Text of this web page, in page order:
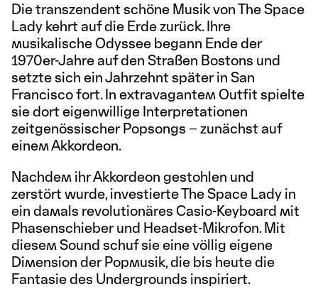
Die transzendent schöne Musik von The Space
Lady kehrt auf die Erde zurück. Ihre
musikalische Odyssee begann Ende der
1970er-Jahre auf den Straßen Bostons und
setzte sich ein Jahrzehnt später in San
Francisco fort. In extravagantem Outfit spielte
sie dort eigenwillige Interpretationen
zeitgenössischer Popsongs – zunächst auf
einem Akkordeon.
Nachdem ihr Akkordeon gestohlen und
zerstört wurde, investierte The Space Lady in
ein damals revolutionäres Casio-Keyboard mit
Phasenschieber und Headset-Mikrofon. Mit
diesem Sound schuf sie eine völlig eigene
Dimension der Popmusik, die bis heute die
Fantasie des Undergrounds inspiriert.